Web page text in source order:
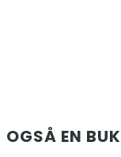
OGSÅ EN